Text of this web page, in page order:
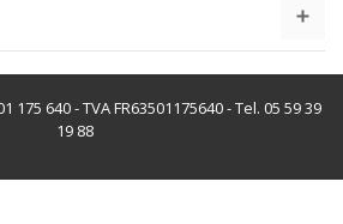
175 640 - TVA FR63501175640 - Tel. 05 59 39
19 88